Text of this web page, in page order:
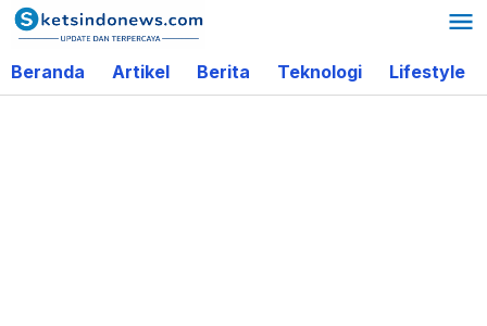
Lewati
ke
konten
Beranda Artikel Berita Teknologi Lifestyle